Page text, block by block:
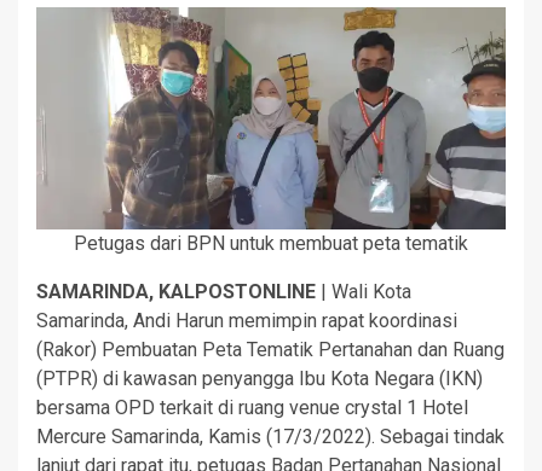
Petugas dari BPN untuk membuat peta tematik
SAMARINDA, KALPOSTONLINE | Wali Kota
Samarinda, Andi Harun memimpin rapat koordinasi
(Rakor) Pembuatan Peta Tematik Pertanahan dan Ruang
(PTPR) di kawasan penyangga Ibu Kota Negara (IKN)
bersama OPD terkait di ruang venue crystal 1 Hotel
Mercure Samarinda, Kamis (17/3/2022). Sebagai tindak
lanjut dari rapat itu, petugas Badan Pertanahan Nasional